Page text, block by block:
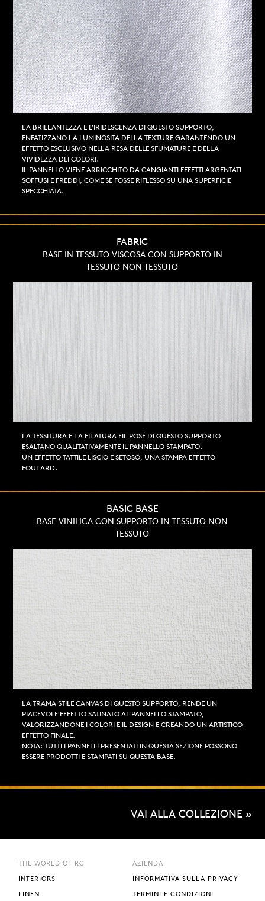
LA BRILLANTEZZA E L’IRIDESCENZA DI QUESTO SUPPORTO,
ENFATIZZANO LA LUMINOSITÀ DELLA TEXTURE GARANTENDO UN
EFFETTO ESCLUSIVO NELLA RESA DELLE SFUMATURE E DELLA
VIVIDEZZA DEI COLORI.
IL PANNELLO VIENE ARRICCHITO DA CANGIANTI EFFETTI ARGENTATI
SOFFUSI E FREDDI, COME SE FOSSE RIFLESSO SU UNA SUPERFICIE
SPECCHIATA.
FABRIC
BASE IN TESSUTO VISCOSA CON SUPPORTO IN
TESSUTO NON TESSUTO
LA TESSITURA E LA FILATURA FIL POSÉ DI QUESTO SUPPORTO
ESALTANO QUALITATIVAMENTE IL PANNELLO STAMPATO.
UN EFFETTO TATTILE LISCIO E SETOSO, UNA STAMPA EFFETTO
FOULARD.
BASIC BASE
BASE VINILICA CON SUPPORTO IN TESSUTO NON
TESSUTO
LA TRAMA STILE CANVAS DI QUESTO SUPPORTO, RENDE UN
PIACEVOLE EFFETTO SATINATO AL PANNELLO STAMPATO,
VALORIZZANDONE I COLORI E IL DESIGN E CREANDO UN ARTISTICO
EFFETTO FINALE.
NOTA: TUTTI I PANNELLI PRESENTATI IN QUESTA SEZIONE POSSONO
ESSERE PRODOTTI E STAMPATI SU QUESTA BASE.
VAI ALLA COLLEZIONE »
THE WORLD OF RC
INTERIORS
LINEN
AZIENDA
INFORMATIVA SULLA PRIVACY
TERMINI E CONDIZIONI